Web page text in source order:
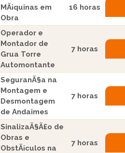
MÃ¡quinas em
Obra
16 horas
Operador e
Montador de
Grua Torre
Automontante
7 horas
SeguranÃ§a na
Montagem e
Desmontagem
de Andaimes
7 horas
SinalizaÃ§Ã£o de
Obras e
ObstÃ¡culos na
7 horas